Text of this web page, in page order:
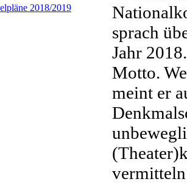
2018/2019
sprach
Jahr
Motto.
meint er